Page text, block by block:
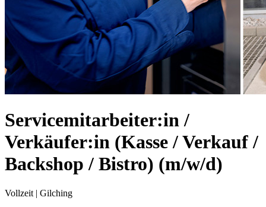
Servicemitarbeiter:in /
Verkäufer:in (Kasse / Verkauf /
Backshop / Bistro) (m/w/d)
Vollzeit | Gilching